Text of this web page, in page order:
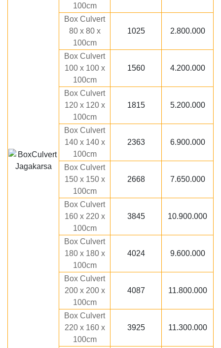
100cm
Box Culvert
80 x 80 x
100cm
1025 2.800.000
Box Culvert
100 x 100 x
100cm
1560 4.200.000
Box Culvert
120 x 120 x
100cm
1815 5.200.000
Box Culvert
140 x 140 x
100cm
2363 6.900.000
Box Culvert
150 x 150 x
100cm
2668 7.650.000
Box Culvert
160 x 220 x
100cm
3845 10.900.000
Box Culvert
180 x 180 x
100cm
4024 9.600.000
Box Culvert
200 x 200 x
100cm
4087 11.800.000
Box Culvert
220 x 160 x
100cm
3925 11.300.000